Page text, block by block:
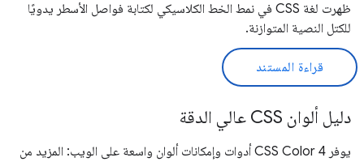
ظهرت لغة CSS في نمط الخط الكلاسيكي لكتابة فواصل الأسطر يدويًا
للكتل النصية المتوازنة.
قراءة المستند
دليل ألوان CSS عالي الدقة
يوفر CSS Color 4 أدوات وإمكانات ألوان واسعة على الويب: المزيد من